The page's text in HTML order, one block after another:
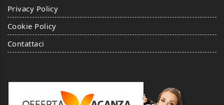
Privacy Policy
Cookie Policy
Contattaci